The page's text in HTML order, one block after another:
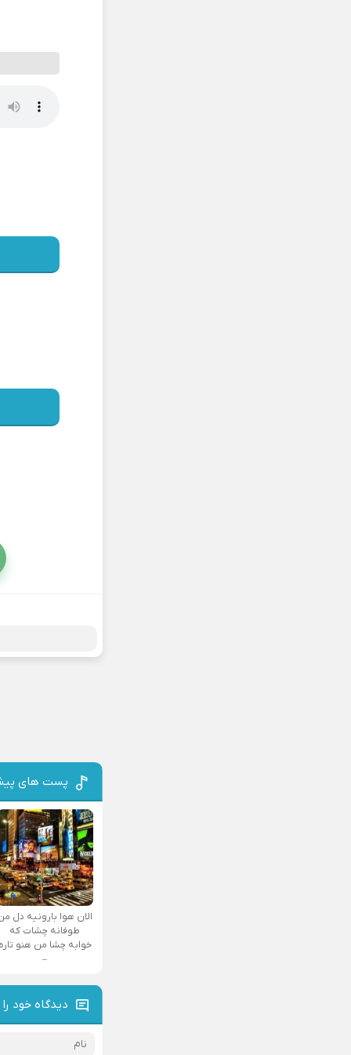
پست های
الان هوا بارونیه دل
طوفانه چشات که
خوابه چشا من هنو تاره
–
دیدگاه خود